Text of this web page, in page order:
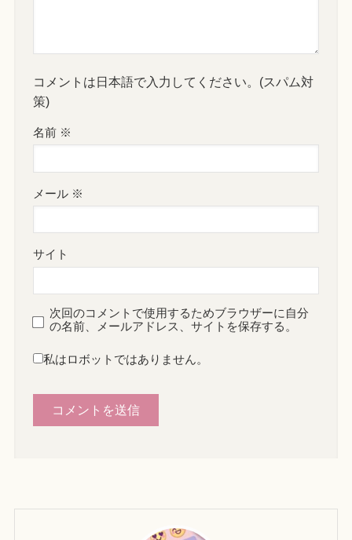
コメントは日本語で入力してください。(スパム対
策)
名前 ※
メール ※
サイト
次回のコメントで使用するためブラウザーに自分
の名前、メールアドレス、サイトを保存する。
私はロボットではありません。